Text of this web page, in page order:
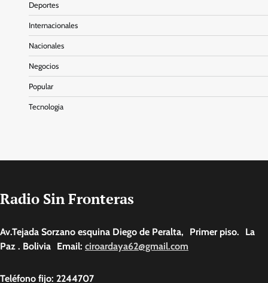
Deportes
Internacionales
Nacionales
Negocios
Popular
Tecnologia
Radio Sin Fronteras
Av.Tejada Sorzano esquina Diego de Peralta, Primer piso. La
Paz . Bolivia Email: ciroardaya62@gmail.com
Teléfono fijo: 2244707